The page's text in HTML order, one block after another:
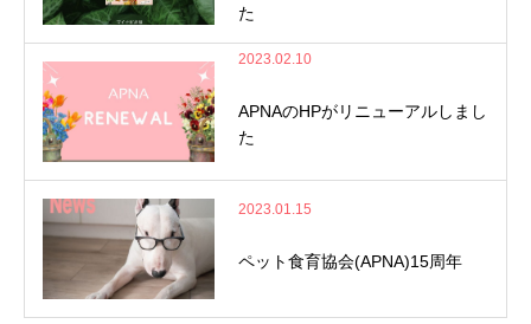
た
2023.02.10
APNAのHPがリニューアルしまし
た
2023.01.15
ペット食育協会(APNA)15周年